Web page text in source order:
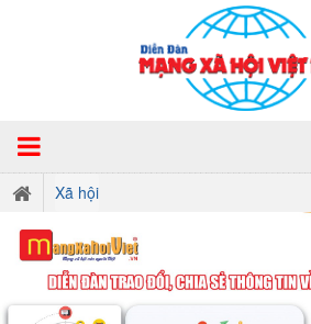
Xã hội